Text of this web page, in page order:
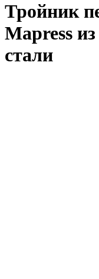
Тройник
Mapress
стали